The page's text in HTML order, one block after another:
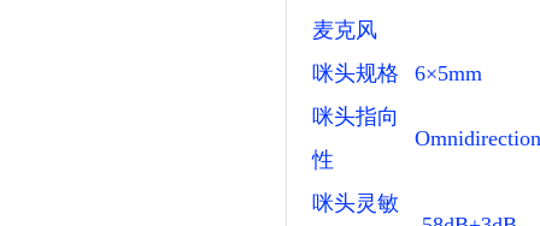
麦克风
咪头规格
6×5mm
咪头指向
性
咪头灵敏